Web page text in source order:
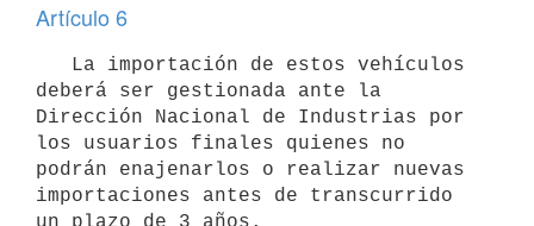
Artículo 6
deberá ser gestionada ante la
Dirección Nacional de Industrias por
los usuarios finales quienes no
podrán enajenarlos o realizar nuevas
importaciones antes de transcurrido